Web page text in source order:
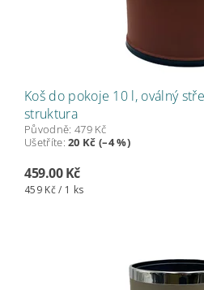
Koš do pokoje 10 l, oválný
struktura
Původně: 479 Kč
Ušetříte:20 Kč (–4 %)
459.00 Kč
459 Kč / 1 ks